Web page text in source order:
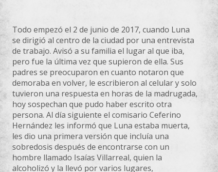
Todo empezó el 2 de junio de 2017, cuando Luna
se dirigió al centro de la ciudad por una entrevista
de trabajo. Avisó a su familia el lugar al que iba,
pero fue la última vez que supieron de ella. Sus
padres se preocuparon en cuanto notaron que
demoraba en volver, le escribieron al celular y solo
tuvieron una respuesta en horas de la madrugada,
hoy sospechan que pudo haber escrito otra
persona. Al día siguiente el comisario Ceferino
Hernández les informó que Luna estaba muerta,
les dio una primera versión que incluía una
sobredosis después de encontrarse con un
hombre llamado Isaías Villarreal, quien la
alcoholizó y la llevó por varios lugares,